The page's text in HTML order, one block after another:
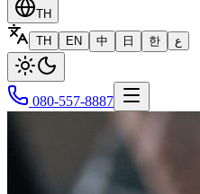
TH
TH
EN 中 日 한 ع
080-557-8887